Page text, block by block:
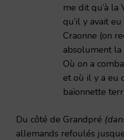
me dit qu’à la
qu’il y avait
Craonne (on
absolument
Où on a
et où il y a eu
baïonnette
Du côté de Grandpré
allemands refoulés